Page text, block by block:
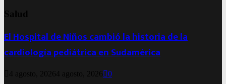
Salud
El Hospital de Niños cambió la historia de la
cardiología pediátrica en Sudamérica
4 agosto, 20264 agosto, 2026 0